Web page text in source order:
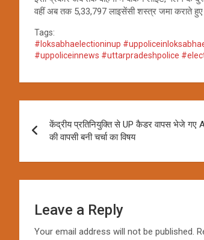
वहीं अब तक 5,33,797 लाइसेंसी शस्त्र जमा कराते
Tags:
#loksabhaelectioninup
#uppoliceinnews #uttarpradeshpolice
navigation
केंद्रीय प्रतिनियुक्ति से UP कैडर वापस भेजे गए
की वापसी बनी चर्चा का विषय
Leave a Reply
Your email address will not be published.